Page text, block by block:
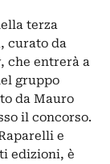
terza
curato da
che entrerà a
gruppo
da Mauro
il concorso.
e
edizioni, è